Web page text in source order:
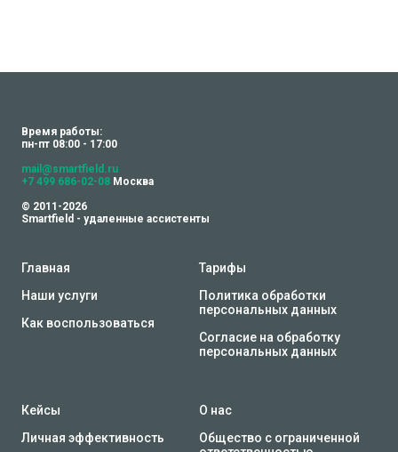
Время работы:
пн-пт 08:00 - 17:00
mail@smartfield.ru
+7 499 686-02-08 Москва
© 2011-2026
Smartfield - удаленные ассистенты
Главная
Наши услуги
Как воспользоваться
Тарифы
Политика обработки
персональных данных
Согласие на обработку
персональных данных
Кейсы
Личная эффективность
О нас
Общество с ограниченной